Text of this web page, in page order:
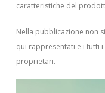
caratteristiche del
Nella pubblicazione non
qui rappresentati e i tutti
proprietari.